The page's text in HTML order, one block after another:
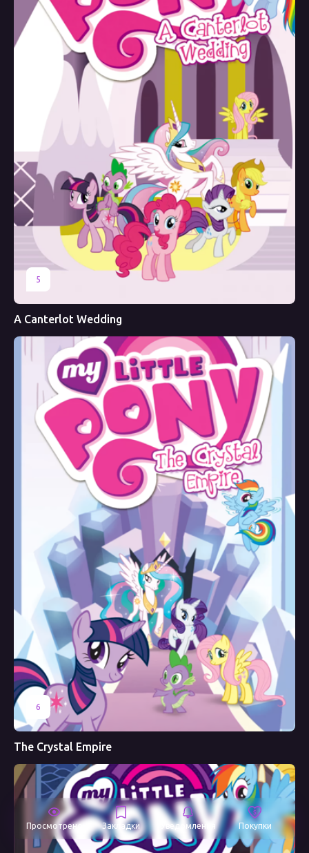
5
A Canterlot Wedding
6
The Crystal Empire
Просмотрено Закладки Уведомления Покупки